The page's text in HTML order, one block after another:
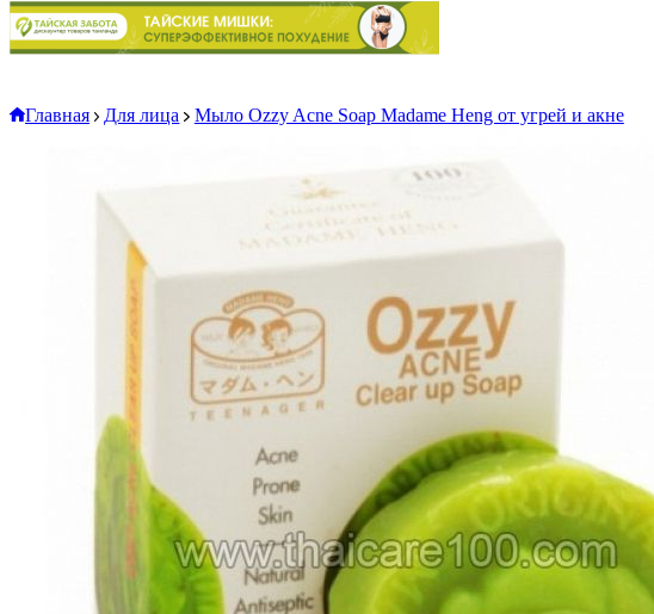
Главная Для лица Мыло Ozzy Acne Soap Madame Heng от угрей и акне